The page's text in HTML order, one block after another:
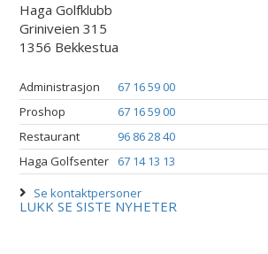
Haga Golfklubb
Griniveien 315
1356 Bekkestua
Administrasjon
67 16 59 00
Proshop
67 16 59 00
Restaurant
96 86 28 40
Haga Golfsenter
67 14 13 13
Se kontaktpersoner
LUKK SE SISTE NYHETER